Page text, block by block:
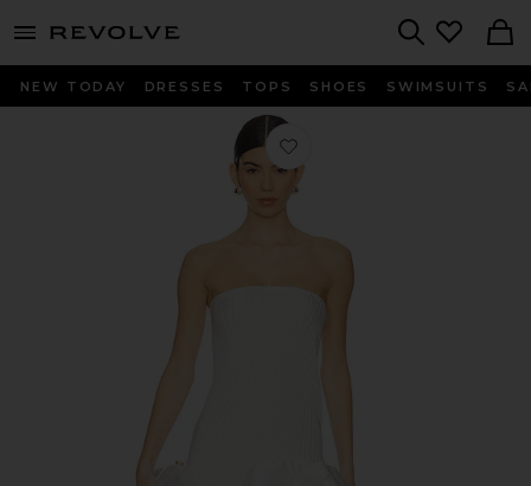
menu - shows more content
NEW TODAY DRESSES TOPS SHOES SWIMSUITS
Любимое МИНИ ПЛАТЬЕ VOLANT